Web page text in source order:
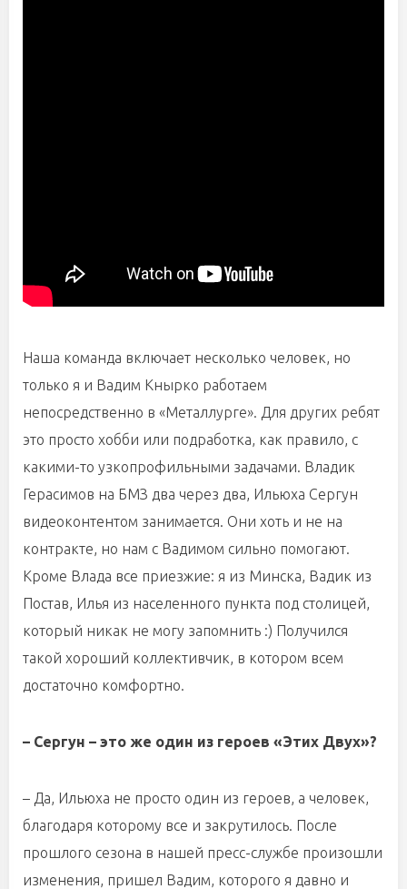
Наша команда включает несколько человек, но
только я и Вадим Кнырко работаем
непосредственно в «Металлурге». Для других ребят
это просто хобби или подработка, как правило, с
какими-то узкопрофильными задачами. Владик
Герасимов на БМЗ два через два, Ильюха Сергун
видеоконтентом занимается. Они хоть и не на
контракте, но нам с Вадимом сильно помогают.
Кроме Влада все приезжие: я из Минска, Вадик из
Постав, Илья из населенного пункта под столицей,
который никак не могу запомнить :) Получился
такой хороший коллективчик, в котором всем
достаточно комфортно.
– Сергун – это же один из героев «Этих Двух»?
– Да, Ильюха не просто один из героев, а человек,
благодаря которому все и закрутилось. После
прошлого сезона в нашей пресс-службе произошли
изменения, пришел Вадим, которого я давно и